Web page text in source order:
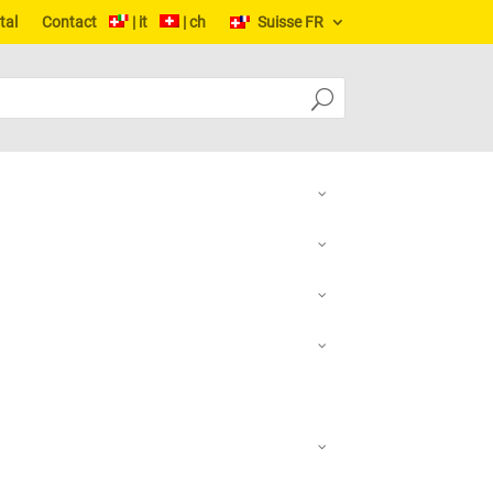
Contact | it | ch Suisse FR